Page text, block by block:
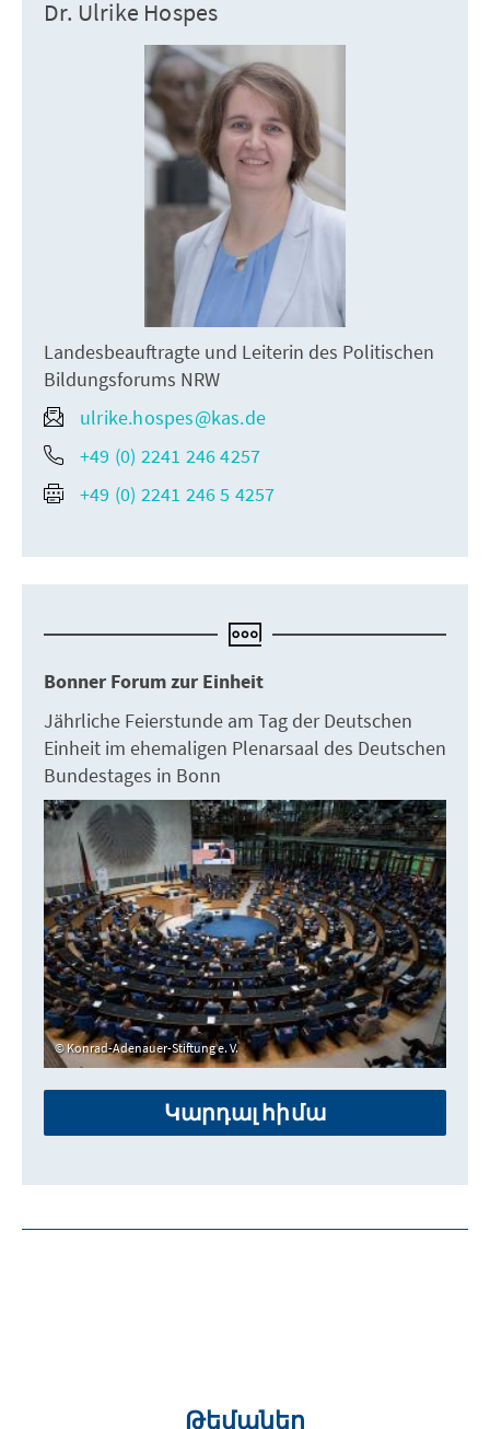
Dr. Ulrike Hospes
Landesbeauftragte und Leiterin des Politischen
Bildungsforums NRW
ulrike.hospes@kas.de
+49 (0) 2241 246 4257
+49 (0) 2241 246 5 4257
Bonner Forum zur Einheit
Jährliche Feierstunde am Tag der Deutschen
Einheit im ehemaligen Plenarsaal des Deutschen
Bundestages in Bonn
Konrad-Adenauer-Stiftung e. V.
Կարդալ հիմա
Թեմաներ